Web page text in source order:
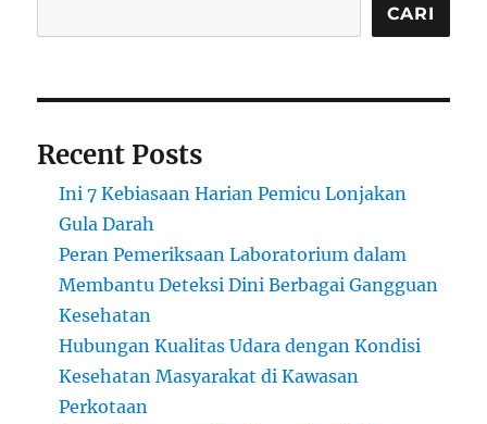
CARI
Recent Posts
Ini 7 Kebiasaan Harian Pemicu Lonjakan
Gula Darah
Peran Pemeriksaan Laboratorium dalam
Membantu Deteksi Dini Berbagai Gangguan
Kesehatan
Hubungan Kualitas Udara dengan Kondisi
Kesehatan Masyarakat di Kawasan
Perkotaan